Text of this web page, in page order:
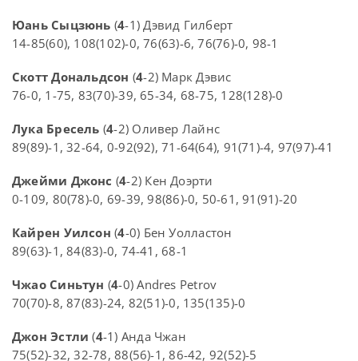
Юань Сыцзюнь (4-1) Дэвид Гилберт
14-85(60), 108(102)-0, 76(63)-6, 76(76)-0, 98-1
Скотт Дональдсон (4-2) Марк Дэвис
76-0, 1-75, 83(70)-39, 65-34, 68-75, 128(128)-0
Лука Бресель (4-2) Оливер Лайнс
89(89)-1, 32-64, 0-92(92), 71-64(64), 91(71)-4, 97(97)-41
Джейми Джонс (4-2) Кен Доэрти
0-109, 80(78)-0, 69-39, 98(86)-0, 50-61, 91(91)-20
Кайрен Уилсон (4-0) Бен Уолластон
89(63)-1, 84(83)-0, 74-41, 68-1
Чжао Синьтун (4-0) Andres Petrov
70(70)-8, 87(83)-24, 82(51)-0, 135(135)-0
Джон Эстли (4-1) Анда Чжан
75(52)-32, 32-78, 88(56)-1, 86-42, 92(52)-5